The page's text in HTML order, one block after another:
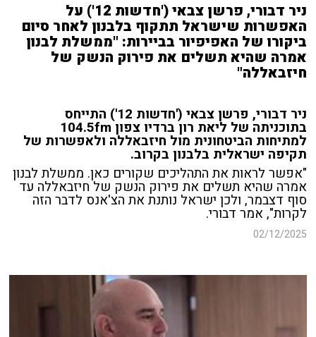
ניר דבורי, פרשן צבאי ('חדשות 12') על
האפשרות שישראל תתקוף בלבנון לאחר סיום
ביקורו של האפיפיור בביירות: "ממשלת לבנון
אמרה שהיא תשלים את פירוק הנשק של
חיזבאללה"
ניר דבורי, פרשן צבאי ('חדשות 12') התייחס
בתוכניתה של ליאת רון ברדיו צפון 104.5fm
למתיחות הביטחונית מול חיזבאללה ולאפשרות של
תקיפה ישראלית בלבנון בקרוב.
"אפשר לראות את התהליכים שקורים כאן. ממשלת לבנון
אמרה שהיא תשלים את פירוק הנשק של חיזבאללה עד
סוף דצבמר, ולכן ישראל נותנת את הצ'אנס לדבר הזה
לקרות", אמר דבורי.
02/12/2025